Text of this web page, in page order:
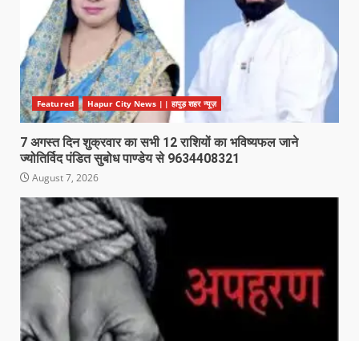
Featured Hapur City News || हापुड़ शहर न्यूज़
7 अगस्त दिन शुक्रवार का सभी 12 राशियों का भविष्यफल जाने
ज्योतिर्विद पंडित सुबोध पाण्डेय से 9634408321
August 7, 2026